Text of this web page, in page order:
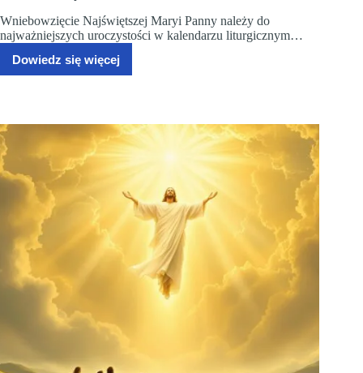
Wniebowzięcie Najświętszej Maryi Panny należy do
najważniejszych uroczystości w kalendarzu liturgicznym…
Dowiedz się więcej
Wniebowzięcie
Najświętszej
tradycje
znaczenie
święta